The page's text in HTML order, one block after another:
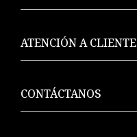
ATENCIÓN A CLIENTE
CONTÁCTANOS